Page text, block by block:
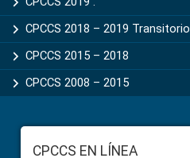
CPCCS 2018 – 2019 Transitorio
CPCCS 2015 – 2018
CPCCS 2008 – 2015
FooterCPCCS EN LÍNEA